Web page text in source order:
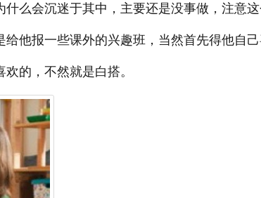
么会沉迷于其中，主要还是没事做，注意
他报一些课外的兴趣班，当然首先得他自
的，不然就是白搭。